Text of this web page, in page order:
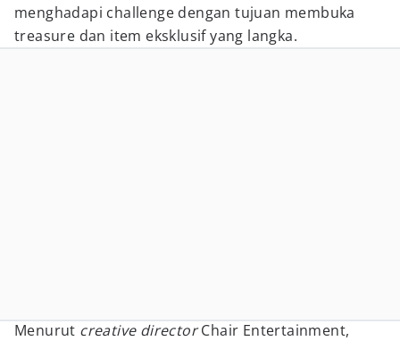
menghadapi challenge dengan tujuan membuka
treasure dan item eksklusif yang langka.
Menurut creative directorChair Entertainment,